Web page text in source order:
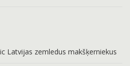
Latvijas zemledus makšķerniekus